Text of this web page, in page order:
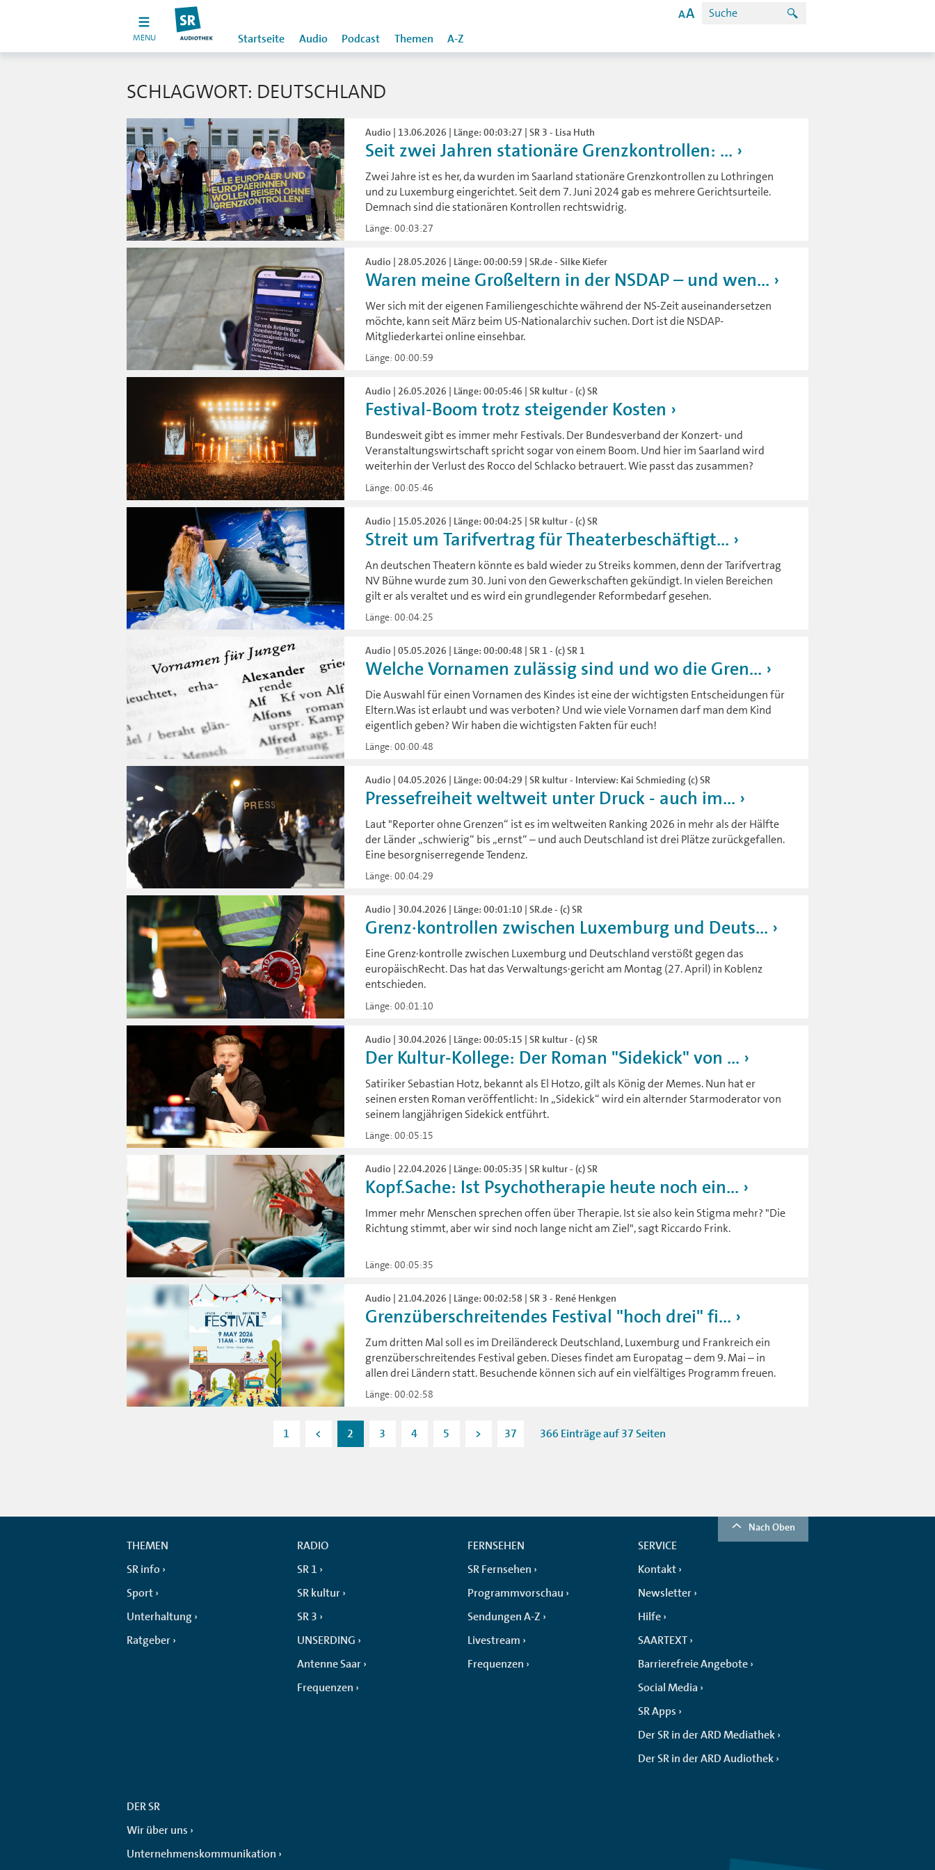
MENU Startseite Audio Podcast Themen A-Z
SCHLAGWORT: DEUTSCHLAND
Audio | 13.06.2026 | Länge: 00:03:27 | SR 3 - Lisa Huth
Seit zwei Jahren stationäre Grenzkontrollen: ...
Zwei Jahre ist es her, da wurden im Saarland stationäre Grenzkontrollen zu Lothringen
und zu Luxemburg eingerichtet. Seit dem 7. Juni 2024 gab es mehrere Gerichtsurteile.
Demnach sind die stationären Kontrollen rechtswidrig.
Länge: 00:03:27
Audio | 28.05.2026 | Länge: 00:00:59 | SR.de - Silke Kiefer
Waren meine Großeltern in der NSDAP – und wen...
Wer sich mit der eigenen Familiengeschichte während der NS-Zeit auseinandersetzen
möchte, kann seit März beim US-Nationalarchiv suchen. Dort ist die NSDAP-
Mitgliederkartei online einsehbar.
Länge: 00:00:59
Audio | 26.05.2026 | Länge: 00:05:46 | SR kultur - (c) SR
Festival-Boom trotz steigender Kosten
Bundesweit gibt es immer mehr Festivals. Der Bundesverband der Konzert- und
Veranstaltungswirtschaft spricht sogar von einem Boom. Und hier im Saarland wird
weiterhin der Verlust des Rocco del Schlacko betrauert. Wie passt das zusammen?
Länge: 00:05:46
Audio | 15.05.2026 | Länge: 00:04:25 | SR kultur - (c) SR
Streit um Tarifvertrag für Theaterbeschäftigt...
An deutschen Theatern könnte es bald wieder zu Streiks kommen, denn der Tarifvertrag
NV Bühne wurde zum 30. Juni von den Gewerkschaften gekündigt. In vielen Bereichen
gilt er als veraltet und es wird ein grundlegender Reformbedarf gesehen.
Länge: 00:04:25
Audio | 05.05.2026 | Länge: 00:00:48 | SR 1 - (c) SR 1
Welche Vornamen zulässig sind und wo die Gren...
Die Auswahl für einen Vornamen des Kindes ist eine der wichtigsten Entscheidungen für
Eltern.Was ist erlaubt und was verboten? Und wie viele Vornamen darf man dem Kind
eigentlich geben? Wir haben die wichtigsten Fakten für euch!
Länge: 00:00:48
Audio | 04.05.2026 | Länge: 00:04:29 | SR kultur - Interview: Kai Schmieding (c) SR
Pressefreiheit weltweit unter Druck - auch im...
Laut "Reporter ohne Grenzen“ ist es im weltweiten Ranking 2026 in mehr als der Hälfte
der Länder „schwierig“ bis „ernst“ – und auch Deutschland ist drei Plätze zurückgefallen.
Eine besorgniserregende Tendenz.
Länge: 00:04:29
Audio | 30.04.2026 | Länge: 00:01:10 | SR.de - (c) SR
Grenz·kontrollen zwischen Luxemburg und Deuts...
Eine Grenz·kontrolle zwischen Luxemburg und Deutschland verstößt gegen das
europäischRecht. Das hat das Verwaltungs·gericht am Montag (27. April) in Koblenz
entschieden.
Länge: 00:01:10
Audio | 30.04.2026 | Länge: 00:05:15 | SR kultur - (c) SR
Der Kultur-Kollege: Der Roman "Sidekick" von ...
Satiriker Sebastian Hotz, bekannt als El Hotzo, gilt als König der Memes. Nun hat er
seinen ersten Roman veröffentlicht: In „Sidekick“ wird ein alternder Starmoderator von
seinem langjährigen Sidekick entführt.
Länge: 00:05:15
Audio | 22.04.2026 | Länge: 00:05:35 | SR kultur - (c) SR
Kopf.Sache: Ist Psychotherapie heute noch ein...
Immer mehr Menschen sprechen offen über Therapie. Ist sie also kein Stigma mehr? "Die
Richtung stimmt, aber wir sind noch lange nicht am Ziel", sagt Riccardo Frink.
Länge: 00:05:35
Audio | 21.04.2026 | Länge: 00:02:58 | SR 3 - René Henkgen
Grenzüberschreitendes Festival "hoch drei" fi...
Zum dritten Mal soll es im Dreiländereck Deutschland, Luxemburg und Frankreich ein
grenzüberschreitendes Festival geben. Dieses findet am Europatag – dem 9. Mai – in
allen drei Ländern statt. Besuchende können sich auf ein vielfältiges Programm freuen.
Länge: 00:02:58
1 < 2 3 4 5 > 37 366 Einträge auf 37 Seiten
Nach Oben
THEMEN
SR info
Sport
Unterhaltung
Ratgeber
RADIO
SR 1
SR kultur
SR 3
UNSERDING
Antenne Saar
Frequenzen
FERNSEHEN
SR Fernsehen
Programmvorschau
Sendungen A-Z
Livestream
Frequenzen
SERVICE
Kontakt
Newsletter
Hilfe
SAARTEXT
Barrierefreie Angebote
Social Media
SR Apps
Der SR in der ARD Mediathek
Der SR in der ARD Audiothek
DER SR
Wir über uns
Unternehmenskommunikation